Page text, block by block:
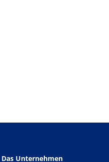
Das Unternehmen